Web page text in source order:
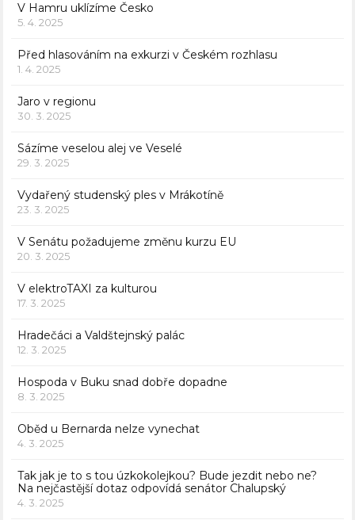
V Hamru uklízíme Česko
5. 4. 2025
Před hlasováním na exkurzi v Českém rozhlasu
1. 4. 2025
Jaro v regionu
30. 3. 2025
Sázíme veselou alej ve Veselé
29. 3. 2025
Vydařený studenský ples v Mrákotíně
23. 3. 2025
V Senátu požadujeme změnu kurzu EU
20. 3. 2025
V elektroTAXI za kulturou
17. 3. 2025
Hradečáci a Valdštejnský palác
12. 3. 2025
Hospoda v Buku snad dobře dopadne
8. 3. 2025
Oběd u Bernarda nelze vynechat
4. 3. 2025
Tak jak je to s tou úzkokolejkou? Bude jezdit nebo ne?
Na nejčastější dotaz odpovídá senátor Chalupský
4. 3. 2025